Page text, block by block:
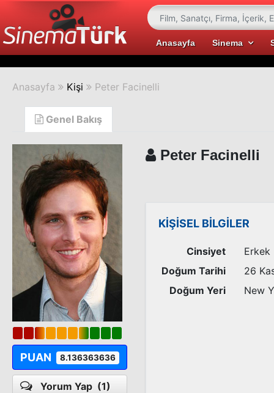
Anasayfa Sinema
Anasayfa Kişi Peter Facinelli
Genel Bakış
PUAN 8.136363636
Yorum Yap (1)
Peter Facinelli
KİŞİSEL BİLGİLER
Cinsiyet
Erkek
Doğum Tarihi
26
Doğum Yeri
New